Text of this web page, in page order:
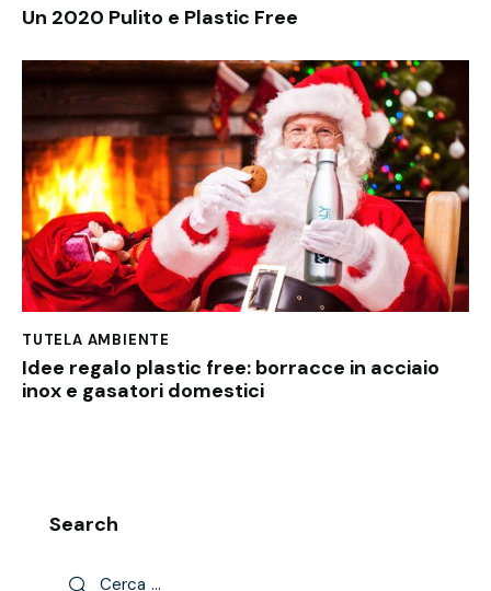
Un 2020 Pulito e Plastic Free
TUTELA AMBIENTE
Idee regalo plastic free: borracce in acciaio
inox e gasatori domestici
Search